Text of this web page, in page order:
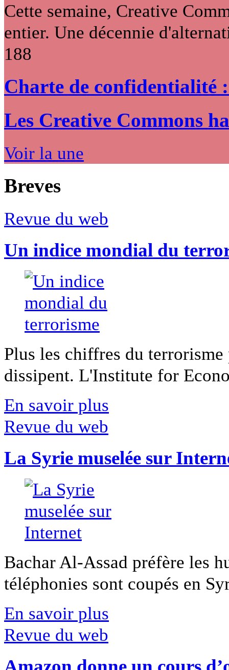
Cette semaine, Creative
entier. Une décennie
188
Charte de confidentialité
Les Creative Commons
Voir la une
Breves
Revue du web
Un indice mondial du
Plus les chiffres du
dissipent. L'Institute for
En savoir plus
Revue du web
La Syrie muselée sur
Bachar Al-Assad préfère les
téléphonies sont coupés en
En savoir plus
Revue du web